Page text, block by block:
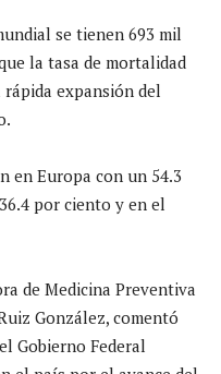
se tienen 693 mil
la tasa de mortalidad
rápida expansión del
en Europa con un 54.3
por ciento y en el
de Medicina Preventiva
González, comentó
Gobierno Federal